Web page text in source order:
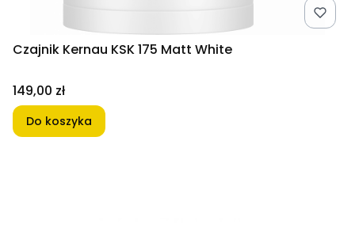
Czajnik Kernau KSK 175 Matt White
Cena
149,00 zł
Do koszyka